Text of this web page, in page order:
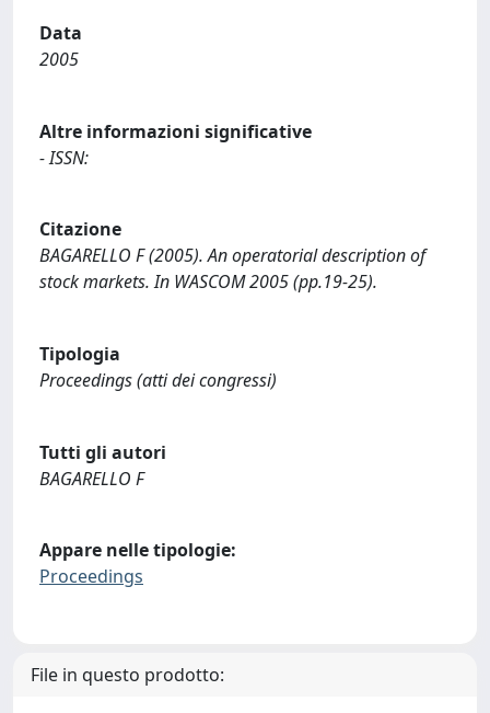
Data
2005
Altre informazioni significative
- ISSN:
Citazione
BAGARELLO F (2005). An operatorial description of
stock markets. In WASCOM 2005 (pp.19-25).
Tipologia
Proceedings (atti dei congressi)
Tutti gli autori
BAGARELLO F
Appare nelle tipologie:
Proceedings
File in questo prodotto: